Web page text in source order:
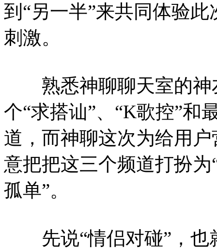
到“另一半”来共同体验
刺激。
熟悉神聊聊天室的神
个“求搭讪”、“K歌控”和
道，而神聊这次为给用
意把把这三个频道打扮为
孤单”。
先说“情侣对碰”，也